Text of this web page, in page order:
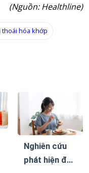
(Nguồn: Healthline)
thoái hóa khớp
Nghiên cứu
phát hiện đây